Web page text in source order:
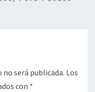
será publicada. Los
con *